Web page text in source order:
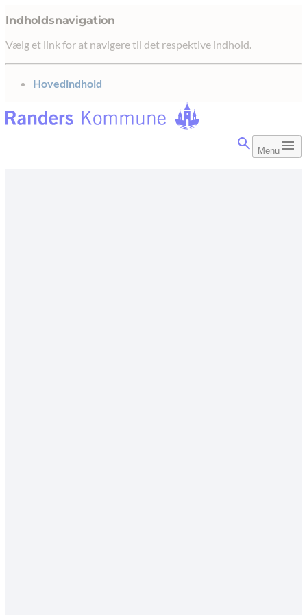
Indholdsnavigation
Vælg et link for at navigere til det respektive indhold.
gå til
Hovedindhold
Menu